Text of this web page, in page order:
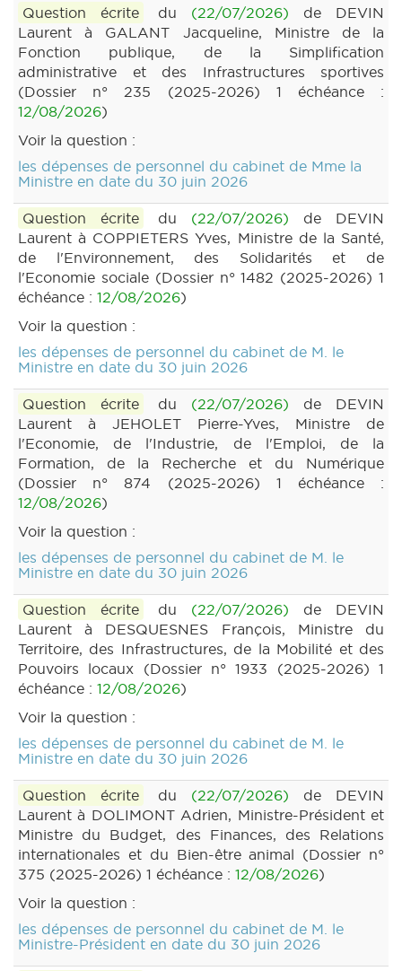
Question écrite du (22/07/2026) de DEVIN
Laurent à GALANT Jacqueline, Ministre de la
Fonction publique, de la Simplification
administrative et des Infrastructures sportives
(Dossier n° 235 (2025-2026) 1 échéance :
12/08/2026)
Voir la question :
les dépenses de personnel du cabinet de Mme la
Ministre en date du 30 juin 2026
Question écrite du (22/07/2026) de DEVIN
Laurent à COPPIETERS Yves, Ministre de la Santé,
de l'Environnement, des Solidarités et de
l'Economie sociale (Dossier n° 1482 (2025-2026) 1
échéance : 12/08/2026)
Voir la question :
les dépenses de personnel du cabinet de M. le
Ministre en date du 30 juin 2026
Question écrite du (22/07/2026) de DEVIN
Laurent à JEHOLET Pierre-Yves, Ministre de
l'Economie, de l'Industrie, de l'Emploi, de la
Formation, de la Recherche et du Numérique
(Dossier n° 874 (2025-2026) 1 échéance :
12/08/2026)
Voir la question :
les dépenses de personnel du cabinet de M. le
Ministre en date du 30 juin 2026
Question écrite du (22/07/2026) de DEVIN
Laurent à DESQUESNES François, Ministre du
Territoire, des Infrastructures, de la Mobilité et des
Pouvoirs locaux (Dossier n° 1933 (2025-2026) 1
échéance : 12/08/2026)
Voir la question :
les dépenses de personnel du cabinet de M. le
Ministre en date du 30 juin 2026
Question écrite du (22/07/2026) de DEVIN
Laurent à DOLIMONT Adrien, Ministre-Président et
Ministre du Budget, des Finances, des Relations
internationales et du Bien-être animal (Dossier n°
375 (2025-2026) 1 échéance : 12/08/2026)
Voir la question :
les dépenses de personnel du cabinet de M. le
Ministre-Président en date du 30 juin 2026